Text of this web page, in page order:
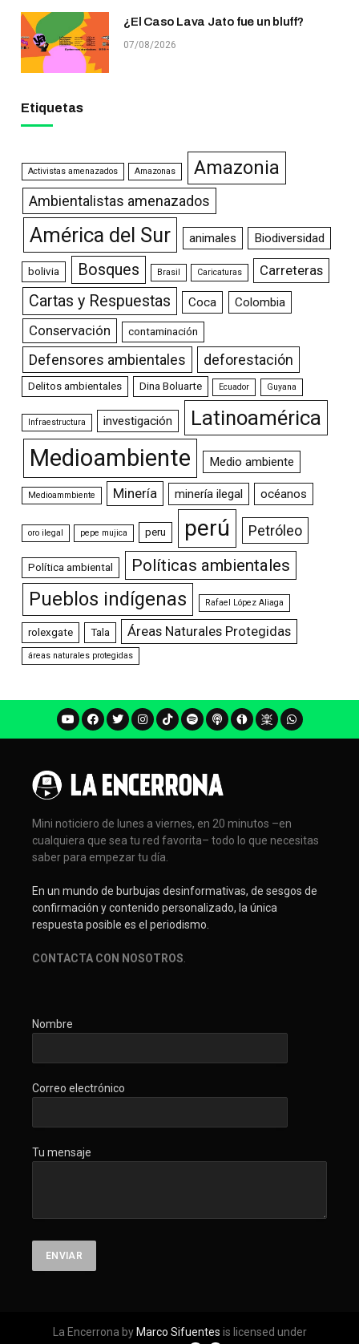
¿El Caso Lava Jato fue un bluff?
07/08/2026
Etiquetas
Activistas amenazados Amazonas Amazonia
Ambientalistas amenazados
América del Sur animales Biodiversidad
bolivia Bosques Brasil Caricaturas Carreteras
Cartas y Respuestas Coca Colombia
Conservación contaminación
Defensores ambientales deforestación
Delitos ambientales Dina Boluarte Ecuador Guyana
Infraestructura investigación Latinoamérica
Medioambiente Medio ambiente
Medioammbiente Minería minería ilegal océanos
oro ilegal pepe mujica peru perú Petróleo
Política ambiental Políticas ambientales
Pueblos indígenas Rafael López Aliaga
rolexgate Tala Áreas Naturales Protegidas
áreas naturales protegidas
Mini noticiero de lunes a viernes, en 20 minutos –en
cualquiera que sea tu red favorita– todo lo que necesitas
saber para empezar tu día.
En un mundo de burbujas desinformativas, de sesgos de
confirmación y contenido personalizado, la única
respuesta posible es el periodismo.
CONTACTA CON NOSOTROS.
Nombre
Correo electrónico
Tu mensaje
La Encerrona by Marco Sifuentes is licensed under